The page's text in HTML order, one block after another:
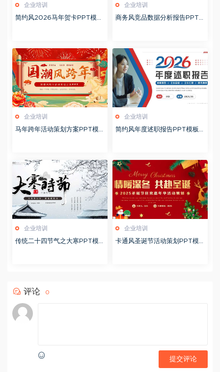
企业培训
简约风2026马年贺卡PPT模板
企业培训
商务风竞品数据分析报告PPT
企业培训
马年跨年活动策划方案PPT模
企业培训
简约风年度述职报告PPT模板2
企业培训
传统二十四节气之大寒PPT模
企业培训
卡通风圣诞节活动策划PPT模
评论 0
提交评论